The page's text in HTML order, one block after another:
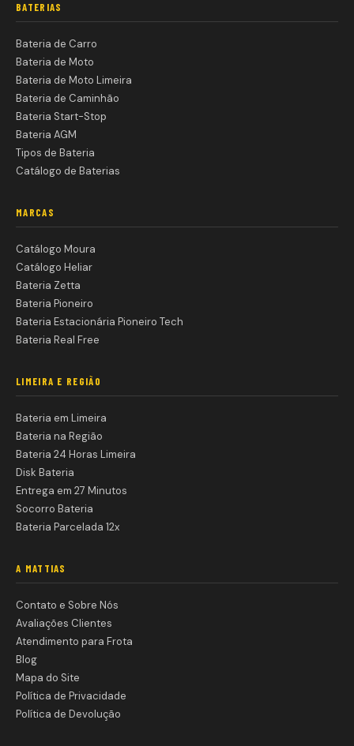
BATERIAS
Bateria de Carro
Bateria de Moto
Bateria de Moto Limeira
Bateria de Caminhão
Bateria Start-Stop
Bateria AGM
Tipos de Bateria
Catálogo de Baterias
MARCAS
Catálogo Moura
Catálogo Heliar
Bateria Zetta
Bateria Pioneiro
Bateria Estacionária Pioneiro Tech
Bateria Real Free
LIMEIRA E REGIÃO
Bateria em Limeira
Bateria na Região
Bateria 24 Horas Limeira
Disk Bateria
Entrega em 27 Minutos
Socorro Bateria
Bateria Parcelada 12x
A MATTIAS
Contato e Sobre Nós
Avaliações Clientes
Atendimento para Frota
Blog
Mapa do Site
Política de Privacidade
Política de Devolução